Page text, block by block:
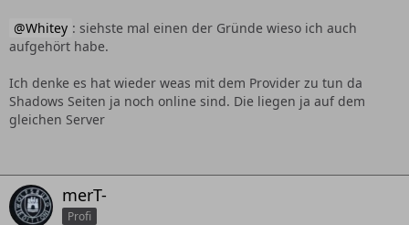
Whitey : siehste mal einen der Gründe wieso ich auch
aufgehört habe.
Ich denke es hat wieder weas mit dem Provider zu tun da
Shadows Seiten ja noch online sind. Die liegen ja auf dem
gleichen Server
merT-
Profi